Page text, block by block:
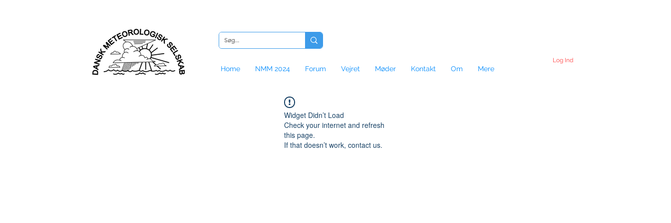
Home NMM 2024 Forum Vejret Møder Kontakt Om Mere
Log Ind
Widget Didn’t Load
Check your internet and refresh
this page.
If that doesn’t work, contact us.